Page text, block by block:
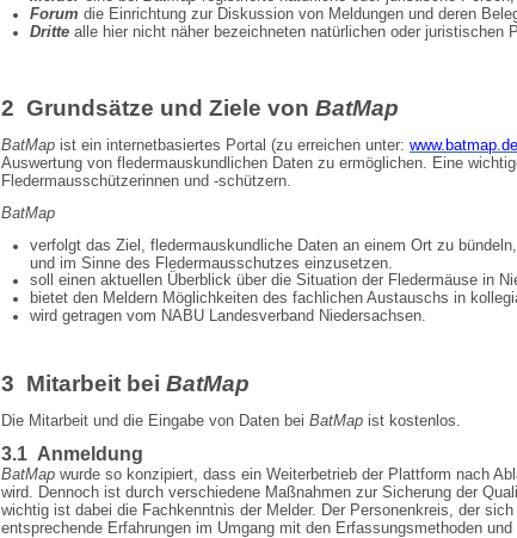
Forum die Einrichtung zur Diskussion von Meldungen und deren
Dritte alle hier nicht näher bezeichneten natürlichen oder juristischen
2 Grundsätze und Ziele von BatMap
BatMap ist ein internetbasiertes Portal (zu erreichen unter: www.batmap.de
Auswertung von fleder­maus­kundlichen Daten zu ermöglichen. Eine
Fledermausschützer­innen und -schützern.
BatMap
verfolgt das Ziel, fledermauskundliche Daten an einem Ort zu
und im Sinne des Fledermausschutzes einzusetzen.
soll einen aktuellen Überblick über die Situation der Fledermäuse in
bietet den Meldern Möglichkeiten des fachlichen Austauschs in
wird getragen vom NABU Landesverband Niedersachsen.
3 Mitarbeit bei BatMap
Die Mitarbeit und die Eingabe von Daten bei BatMap ist kostenlos.
3.1 Anmeldung
BatMap wurde so konzipiert, dass ein Weiterbetrieb der Plattform nach
wird. Dennoch ist durch verschiedene Maßnahmen zur Sicherung der
wichtig ist dabei die Fachkenntnis der Melder. Der Personenkreis, der sich
entsprechende Erfahrungen im Umgang mit den Erfassungsmethoden